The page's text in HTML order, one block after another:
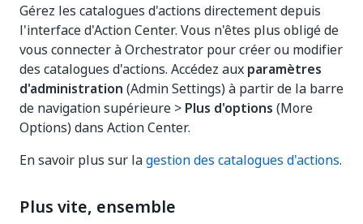
Gérez les catalogues d'actions directement depuis
l'interface d'Action Center. Vous n'êtes plus obligé de
vous connecter à Orchestrator pour créer ou modifier
des catalogues d'actions. Accédez aux paramètres
d'administration (Admin Settings) à partir de la barre
de navigation supérieure > Plus d'options (More
Options) dans Action Center.
En savoir plus sur lagestion des catalogues d'actions.
Plus vite, ensemble